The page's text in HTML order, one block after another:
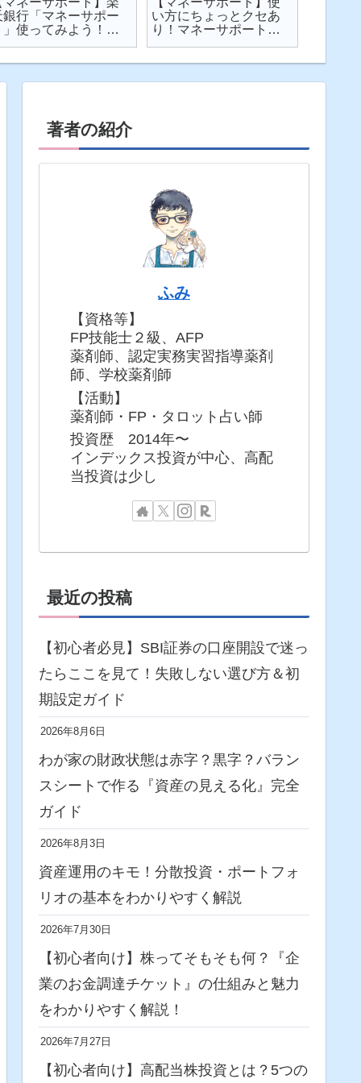
銀行「マネーサポー
」使ってみよう！
い方にちょっとクセあ
り！マネーサポートの
著者の紹介
ふみ
【資格等】
FP技能士２級、AFP
薬剤師、認定実務実習指導薬剤
師、学校薬剤師
【活動】
薬剤師・FP・タロット占い師
投資歴 2014年〜
インデックス投資が中心、高配
当投資は少し
最近の投稿
【初心者必見】SBI証券の口座開設で迷っ
たらここを見て！失敗しない選び方＆初
期設定ガイド
2026年8月6日
わが家の財政状態は赤字？黒字？バラン
スシートで作る『資産の見える化』完全
ガイド
2026年8月3日
資産運用のキモ！分散投資・ポートフォ
リオの基本をわかりやすく解説
2026年7月30日
【初心者向け】株ってそもそも何？『企
業のお金調達チケット』の仕組みと魅力
をわかりやすく解説！
2026年7月27日
【初心者向け】高配当株投資とは？5つの